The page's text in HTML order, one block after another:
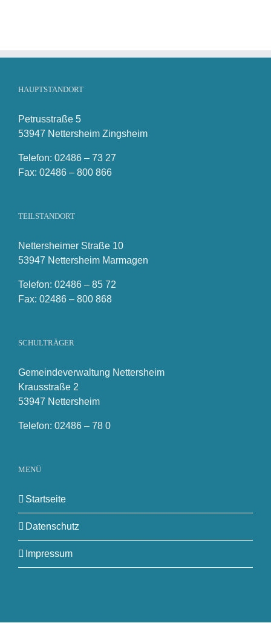
HAUPTSTANDORT
Petrusstraße 5
53947 Nettersheim Zingsheim
Telefon: 02486 – 73 27
Fax: 02486 – 800 866
TEILSTANDORT
Nettersheimer Straße 10
53947 Nettersheim Marmagen
Telefon: 02486 – 85 72
Fax: 02486 – 800 868
SCHULTRÄGER
Gemeindeverwaltung Nettersheim
Krausstraße 2
53947 Nettersheim
Telefon: 02486 – 78 0
MENÜ
Startseite
Datenschutz
Impressum